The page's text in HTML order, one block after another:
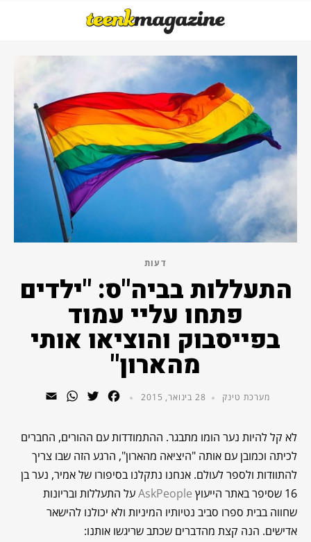
דעות
התעללות בביה"ס: "ילדים
פתחו עליי עמוד
בפייסבוק והוציאו אותי
מהארון"
מערכת טינק 28 בינואר, 2015 Facebook
Twitter
WhatsApp
לא קל להיות נער הומו מתבגר. ההתמודדות עם ההורים, החברים
לכיתה וכמובן עם אותה "היציאה מהארון", הרגע הזה שבו צריך
להתוודות ולספר לעולם. אנחנו נתקלנו בסיפורו של אמיר, נער בן
16 שסיפר באתר הייעוץ
AskPeopleעל התעללות ובריונות
שחווה בבית ספרו סביב נטיותיו המיניות ולא יכולנו להישאר
אדישים. הנה קצת מהדברים שכתב שריגשו אותנו: